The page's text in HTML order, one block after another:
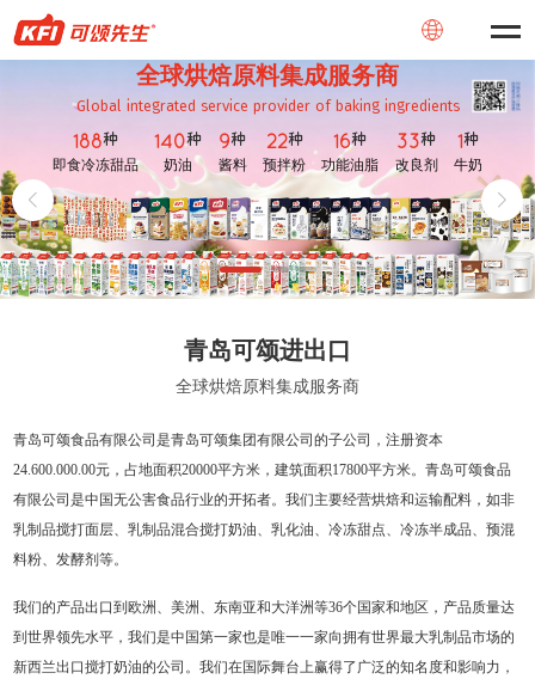
全球烘焙原料集成服务商
Global integrated service provider of baking ingredients
188种
即食冷冻甜品
140种
奶油
9种
酱料
22种
预拌粉
16种
功能油脂
33种
改良剂
1种
牛奶
青岛可颂进出口
全球烘焙原料集成服务商
青岛可颂食品有限公司是青岛可颂集团有限公司的子公司，注册资本
24.600.000.00元，占地面积20000平方米，建筑面积17800平方米。青岛可颂食品
有限公司是中国无公害食品行业的开拓者。我们主要经营烘焙和运输配料，如非
乳制品搅打面层、乳制品混合搅打奶油、乳化油、冷冻甜点、冷冻半成品、预混
料粉、发酵剂等。
我们的产品出口到欧洲、美洲、东南亚和大洋洲等36个国家和地区，产品质量达
到世界领先水平，我们是中国第一家也是唯一一家向拥有世界最大乳制品市场的
新西兰出口搅打奶油的公司。我们在国际舞台上赢得了广泛的知名度和影响力，